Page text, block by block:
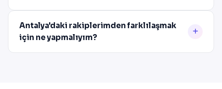
Antalya'daki rakiplerimden farklılaşmak
için ne yapmalıyım?